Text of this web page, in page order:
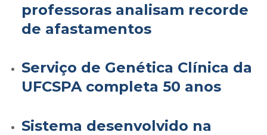
professoras analisam recorde
de afastamentos
Serviço de Genética Clínica da
UFCSPA completa 50 anos
Sistema desenvolvido na